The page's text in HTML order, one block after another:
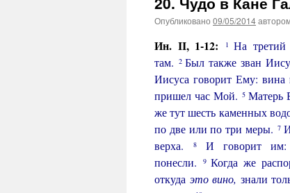
Опубликовано 09/05/2014
Ин. II, 1-12: 1На
там. 2Был также зван
Иисуса говорит Ему:
пришел час Мой. 5 Матерь
же тут шесть каменных
по две или по три меры. 7
верха.8 И говорит им:
понесли.
9Когда же
откуда это вино, знали